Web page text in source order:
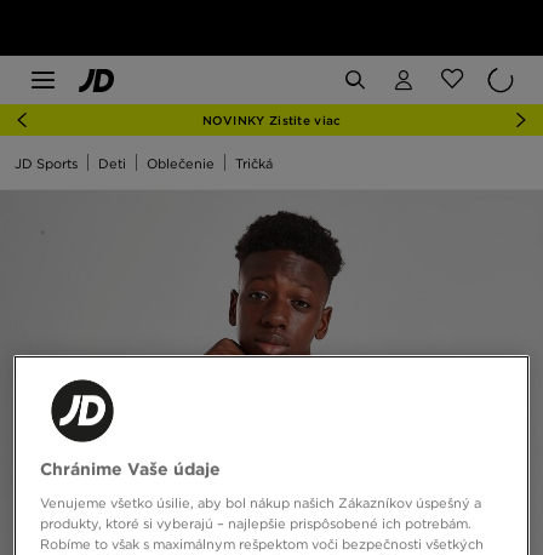
NOVINKY Zistite viac
JD Sports Deti Oblečenie Tričká
Chránime Vaše údaje
Venujeme všetko úsilie, aby bol nákup našich Zákazníkov úspešný a
produkty, ktoré si vyberajú – najlepšie prispôsobené ich potrebám.
Robíme to však s maximálnym rešpektom voči bezpečnosti všetkých